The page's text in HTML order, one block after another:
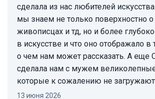
сделала из нас любителей
мы знаем не только поверхностно
живописцах и тд, но и более
в искусстве и что оно отображало в
о чем нам может рассказать. А еще
сделала нам с мужем
которые к сожалению не
13 июня 2026